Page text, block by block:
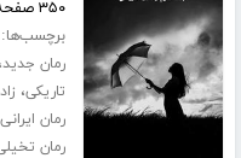
۳۵۰ صفحه
رمان جدید
تاریکی،
رمان ایرانی
رمان